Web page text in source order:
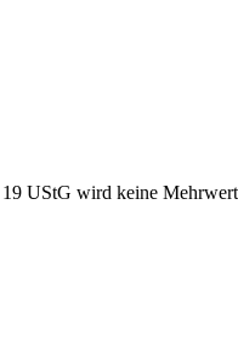
UStG wird keine